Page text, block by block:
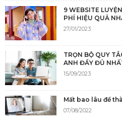
9 WEBSITE
PHÍ HIỆU QUẢ
27/01/2023
TRỌN BỘ QUY
ANH ĐẦY ĐỦ
15/09/2023
Mất bao lâu để
07/08/2022